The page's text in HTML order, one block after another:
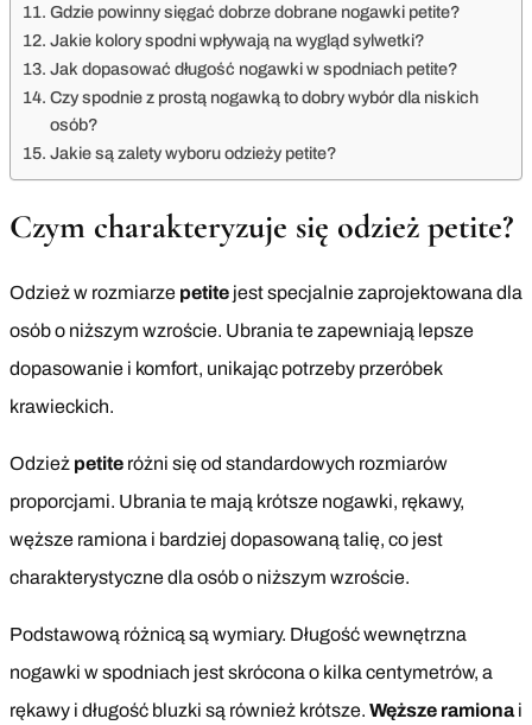
Gdzie powinny sięgać dobrze dobrane nogawki petite?
Jakie kolory spodni wpływają na wygląd sylwetki?
Jak dopasować długość nogawki w spodniach petite?
Czy spodnie z prostą nogawką to dobry wybór dla niskich
osób?
Jakie są zalety wyboru odzieży petite?
Czym charakteryzuje się odzież petite?
Odzież w rozmiarze petite jest specjalnie zaprojektowana dla
osób o niższym wzroście. Ubrania te zapewniają lepsze
dopasowanie i komfort, unikając potrzeby przeróbek
krawieckich.
Odzież petite różni się od standardowych rozmiarów
proporcjami. Ubrania te mają krótsze nogawki, rękawy,
węższe ramiona i bardziej dopasowaną talię, co jest
charakterystyczne dla osób o niższym wzroście.
Podstawową różnicą są wymiary. Długość wewnętrzna
nogawki w spodniach jest skrócona o kilka centymetrów, a
rękawy i długość bluzki są również krótsze. Węższe ramionai